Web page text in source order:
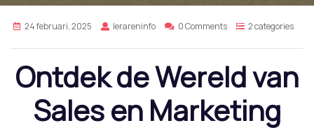
24 februari, 2025 lerareninfo 0 Comments 2 categories
Ontdek de Wereld van
Sales en Marketing